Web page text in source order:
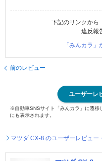
下記のリンクから
違反報
「みんカラ
前のレビュー
ユーザーレ
※自動車SNSサイト「みんカラ」に遷移
にも表示されます。
マツダ CX-8 のユーザーレビュー